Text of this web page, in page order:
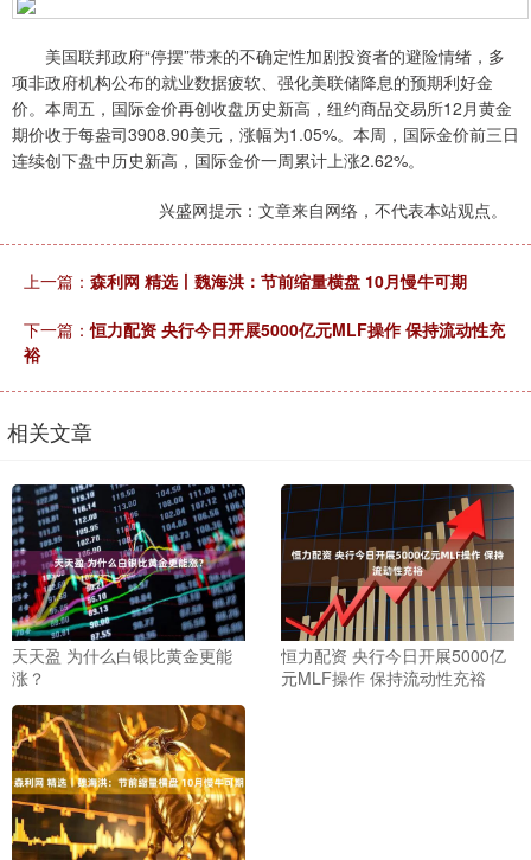
美国联邦政府“停摆”带来的不确定性加剧投资者的避险情绪，多
项非政府机构公布的就业数据疲软、强化美联储降息的预期利好金
价。本周五，国际金价再创收盘历史新高，纽约商品交易所12月黄金
期价收于每盎司3908.90美元，涨幅为1.05%。本周，国际金价前三日
连续创下盘中历史新高，国际金价一周累计上涨2.62%。
兴盛网提示：文章来自网络，不代表本站观点。
上一篇： 森利网 精选丨魏海洪：节前缩量横盘 10月慢牛可期
下一篇：恒力配资 央行今日开展5000亿元MLF操作 保持流动性充
裕
相关文章
天天盈 为什么白银比黄金更能
涨？
恒力配资 央行今日开展5000亿
元MLF操作 保持流动性充裕